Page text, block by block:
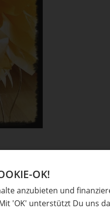
OK!
anzubieten und
'OK' unterstützt Du uns